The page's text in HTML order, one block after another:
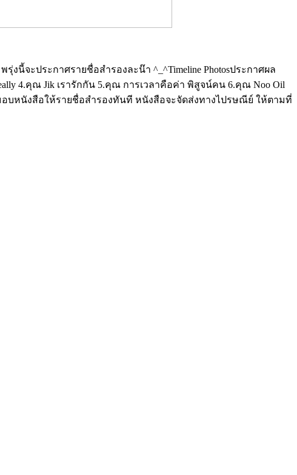
นี้จะประกาศรายชื่อสำรองละน๊า ^_^Timeline Photosประกาศผล
4.คุณ Jik เรารักกัน 5.คุณ การเวลาคือค่า พิสูจน์คน 6.คุณ Noo Oil
อบหนังสือให้รายชื่อสำรองทันที หนังสือจะจัดส่งทางไปรษณีย์ ให้ตามที่